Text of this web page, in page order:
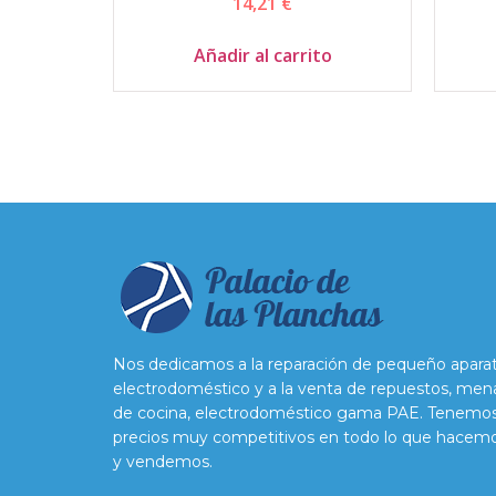
Añadir al carrito
Nos dedicamos a la reparación de pequeño
electrodoméstico y a la venta de repuestos,
de cocina, electrodoméstico gama PAE.
precios muy competitivos en todo lo que
y vendemos.